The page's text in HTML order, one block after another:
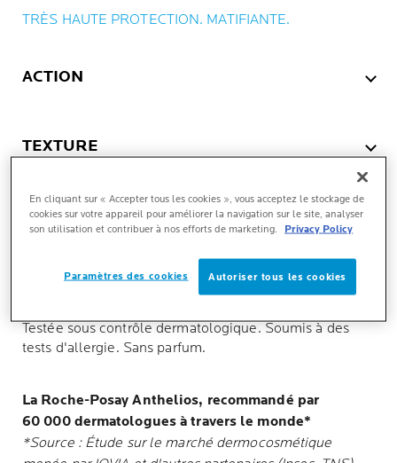
TRÈS HAUTE PROTECTION. MATIFIANTE.
ACTION
TEXTURE
PRINCIPAUX AVANTAGES
L' EXPERTISE SCIENTIFIQUE
Testée sous contrôle dermatologique. Soumis à des
tests d'allergie. Sans parfum.
La Roche-Posay Anthelios, recommandé par
60 000 dermatologues à travers le monde*
*Source : Étude sur le marché dermocosmétique
En cliquant sur « Accepter tous les cookies », vous acceptez le stockage de
cookies sur votre appareil pour améliorer la navigation sur le site, analyser
son utilisation et contribuer à nos efforts de marketing.
Privacy Policy
Autoriser tous les cookies
Paramètres des cookies